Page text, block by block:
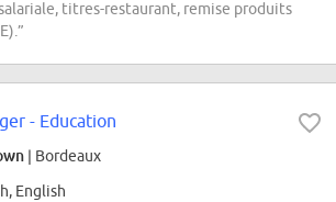
titres-restaurant, remise produits
- Education
| Bordeaux
English